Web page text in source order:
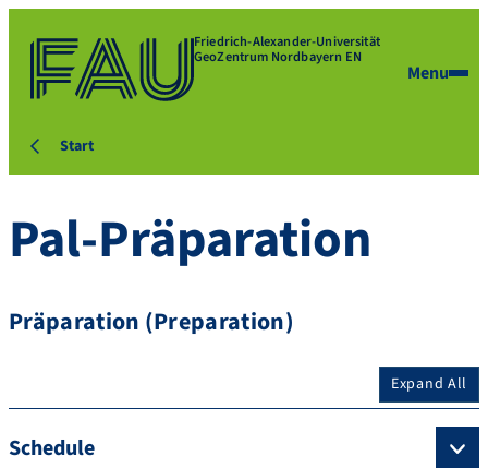
Friedrich-Alexander-Universität
GeoZentrum Nordbayern EN
Menu
Start
Pal-Präparation
Präparation (Preparation)
Expand All
Schedule